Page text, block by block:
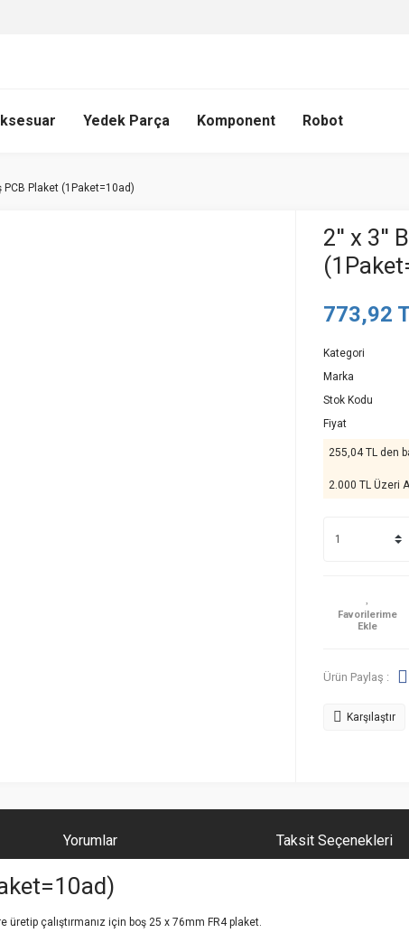
Yedek Parça Komponent Robot
PCB Plaket (1Paket=10ad)
2'' x 3''
773,92
Kategori
Marka
Stok Kodu
Fiyat
255,04 TL den
2.000 TL Üzeri
Ürün Paylaş :
Karşılaştır
Yorumlar Taksit Seçenekleri
çalıştırmanız için boş 25 x 76mm FR4 plaket.